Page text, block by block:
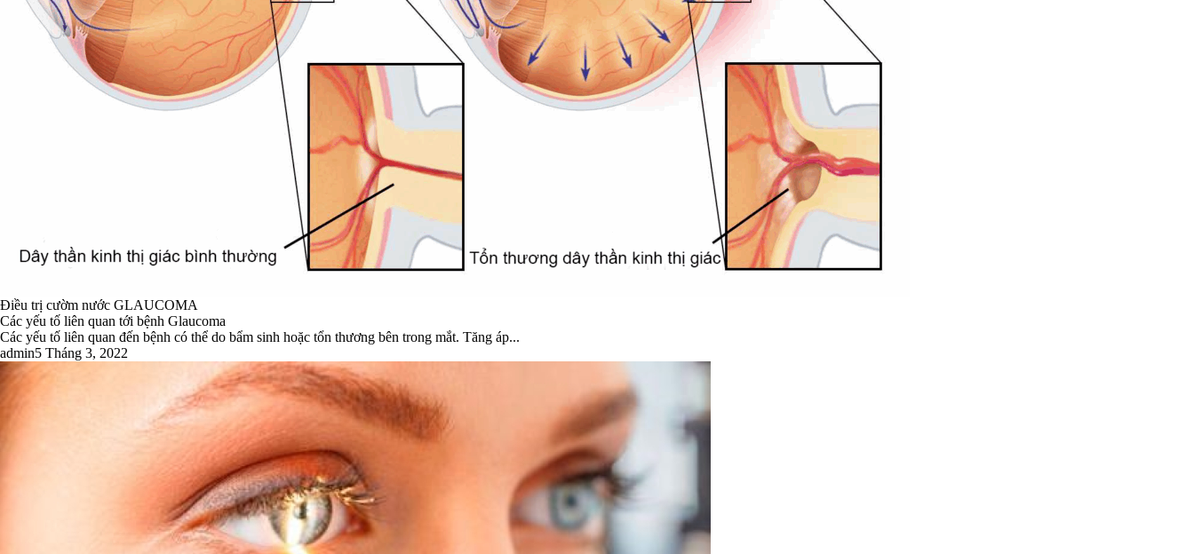
Điều trị cườm nước GLAUCOMA
Các yếu tố liên quan tới bệnh Glaucoma
Các yếu tố liên quan đến bệnh có thể do bẩm sinh hoặc tổn thương bên trong mắt. Tăng áp...
admin5 Tháng 3, 2022